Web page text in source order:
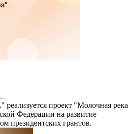
проект "Молочная река
Федерации на развитие
президентских грантов.